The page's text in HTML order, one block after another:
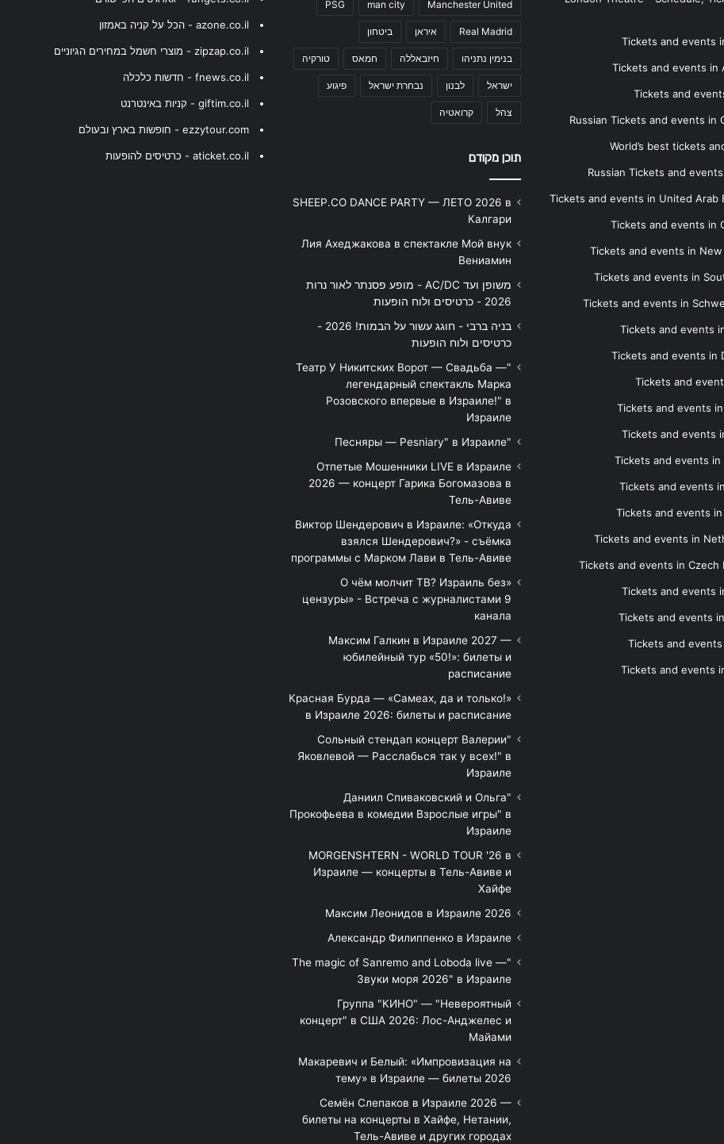
Tickets and events
Tickets and events in
Tickets and
Russian Tickets and events in
World’s best tickets
Russian Tickets and
Tickets and events in United Arab
Tickets and events in
Tickets and events in New
Tickets and events in
Tickets and events in
Tickets and events
Tickets and events in
Tickets and
Tickets and events
Tickets and events
Tickets and events in
Tickets and events
Tickets and events in
Tickets and events in
Tickets and events in Czech
Tickets and events
Tickets and events
Tickets and events
Tickets and events
Manchester United
man city
PSG
Real Madrid איראן ביטחון
בנימין נתניהו חיזבאללה חמאס טורקיה
ישראל לבנון נבחרת ישראל פיגוע
צהל קרואטיה
תוכן מקודם
SHEEP.CO DANCE PARTY — ЛЕТО 2026 в
Калгари
Лия Ахеджакова в спектакле Мой внук
Вениамин
משופן ועד AC/DC - מופע פסנתר לאור נרות
2026 - כרטיסים ולוח הופעות
בניה ברבי - חוגג עשור על הבמות! 2026 -
כרטיסים ולוח הופעות
"Театр У Никитских Ворот — Свадьба —
легендарный спектакль Марка
Розовского впервые в Израиле!" в
Израиле
"Песняры — Pesniary" в Израиле
Отпетые Мошенники LIVE в Израиле
2026 — концерт Гарика Богомазова в
Тель-Авиве
Виктор Шендерович в Израиле: «Откуда
взялся Шендерович?» - съёмка
программы с Марком Лави в Тель-Авиве
«О чём молчит ТВ? Израиль без
цензуры» - Встреча с журналистами 9
канала
Максим Галкин в Израиле 2027 —
юбилейный тур «50!»: билеты и
расписание
Красная Бурда — «Самеах, да и только!»
в Израиле 2026: билеты и расписание
"Сольный стендап концерт Валерии
Яковлевой — Расслабься так у всех!" в
Израиле
"Даниил Спиваковский и Ольга
Прокофьева в комедии Взрослые игры" в
Израиле
MORGENSHTERN - WORLD TOUR '26 в
Израиле — концерты в Тель-Авиве и
Хайфе
Максим Леонидов в Израиле 2026
Александр Филиппенко в Израиле
"The magic of Sanremo and Loboda live —
Звуки моря 2026" в Израиле
Группа "КИНО" — "Невероятный
концерт" в США 2026: Лос-Анджелес и
Майами
Макаревич и Белый: «Импровизация на
тему» в Израиле — билеты 2026
Семён Слепаков в Израиле 2026 —
билеты на концерты в Хайфе, Нетании,
Тель-Авиве и других городах
azone.co.il - הכל על קניה באמזון
zipzap.co.il - מוצרי חשמל במחירים הגיוניים
fnews.co.il - חדשות כלכלה
giftim.co.il - קניות באינטרנט
ezzytour.com - חופשות בארץ ובעולם
aticket.co.il - כרטיסים להופעות